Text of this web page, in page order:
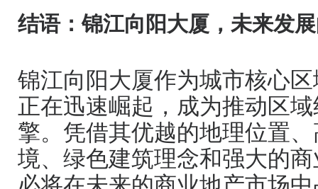
结语：锦江向阳大厦，未来发
锦江向阳大厦作为城市核心
正在迅速崛起，成为推动区
擎。凭借其优越的地理位置
境、绿色建筑理念和强大的